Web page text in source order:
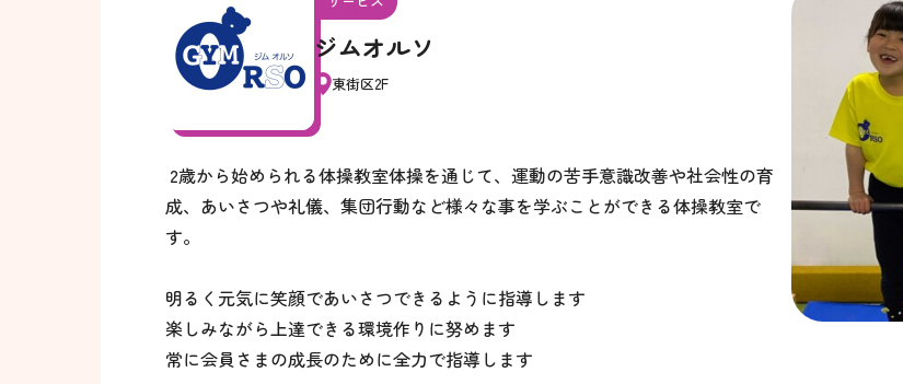
ジムオルソ
東街区2F
2歳から始められる体操教室体操を通じて、運動の苦手意識改善や社会性の育
成、あいさつや礼儀、集団行動など様々な事を学ぶことができる体操教室で
す。
明るく元気に笑顔であいさつできるように指導します
楽しみながら上達できる環境作りに努めます
常に会員さまの成長のために全力で指導します